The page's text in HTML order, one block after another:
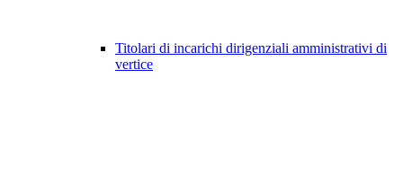
Titolari di incarichi dirigenziali amministrativi di
vertice